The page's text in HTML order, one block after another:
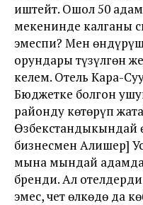
иштейт. Ошол 50
мекенинде калганы
эмеспи? Мен
орундары түзүлгөн
келем. Отель Кара-
Бюджетке болгон
районду көтөрүп
Өзбекстандыкындай
бизнесмен Алишер]
мына мындай
бренди. Ал
эмес, чет өлкөдө да